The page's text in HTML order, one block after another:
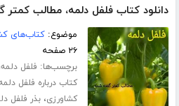
دانلود کتاب فلفل دلمه، مطالب
موضوع:کتاب‌های
۲۶ صفحه
برچسب‌ها: فلفل دلمه
کتاب درباره فلفل
کشاورزی،بذر فلفل